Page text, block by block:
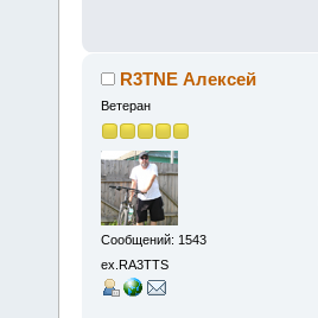
R3TNE Алексей
Ветеран
Сообщений: 1543
ex.RA3TTS